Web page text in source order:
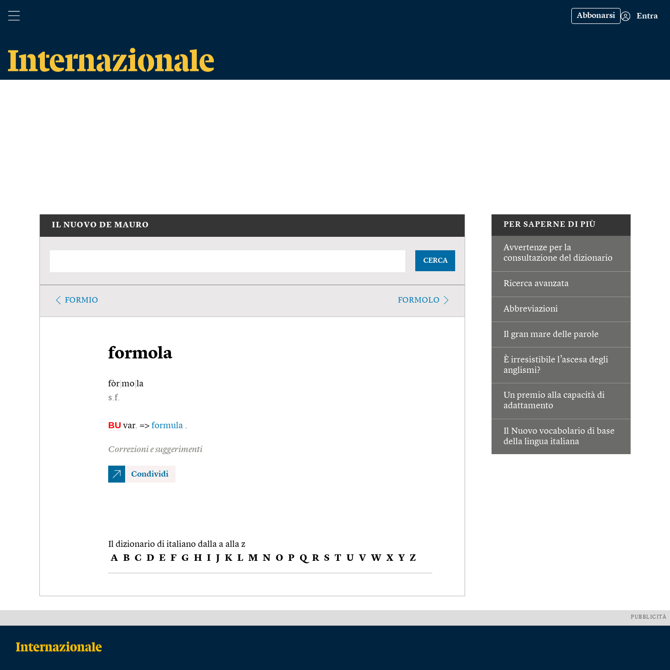
Abbonarsi Entra
PER SAPERNE DI PIÙ
Avvertenze per la
consultazione del dizionario
Ricerca avanzata
Abbreviazioni
Il gran mare delle parole
È irresistibile l’ascesa degli
anglismi?
Un premio alla capacità di
adattamento
Il Nuovo vocabolario di base
della lingua italiana
IL NUOVO DE MAURO
CERCA
FORMIO FORMOLO
formola
fòr mo la
s.f.
BU var. => formula .
Correzioni e suggerimenti
Condividi
Il dizionario di italiano dalla a alla z
A B C D E F G H I J K L M N O P Q R S T U V W X Y Z
PUBBLICITÀ